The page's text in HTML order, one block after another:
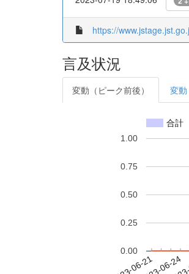
https://
言及状況
変動（ピーク前後） 変動
合計
0.00
0.25
0.50
0.75
1.00